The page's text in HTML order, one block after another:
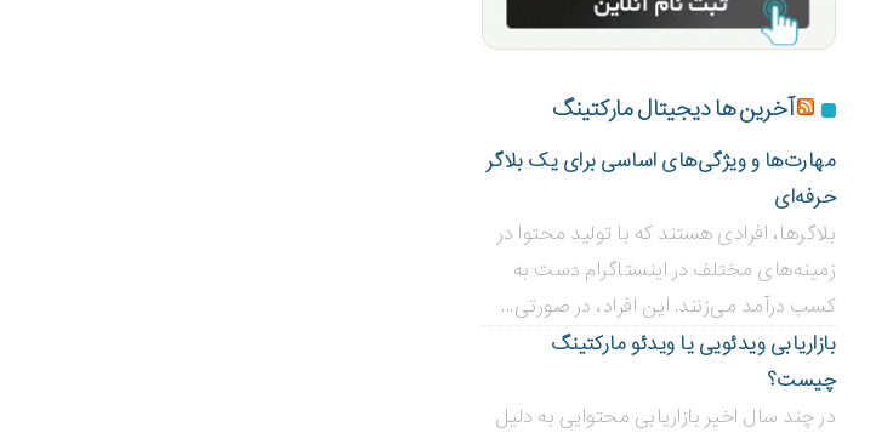
آخرین ها دیجیتال مارکتینگ
مهارت‌ها و ویژگی‌های اساسی برای یک بلاگر
حرفه‌ای
بلاگر‌ها، افرادی هستند که با تولید محتوا در
زمینه‌های مختلف در اینستاگرام دست به
کسب درآمد می‌زنند. این افراد، در صورتی...
بازاریابی ویدئویی ‌یا ویدئو مارکتینگ
چیست؟
در چند سال اخیر بازاریابی محتوایی به دلیل